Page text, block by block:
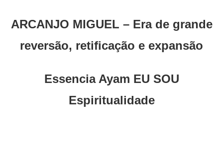
ARCANJO MIGUEL – Era de grande
reversão, retificação e expansão
Essencia Ayam EU SOU
Espiritualidade